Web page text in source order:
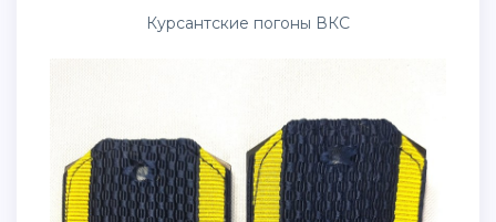
Курсантские погоны ВКС